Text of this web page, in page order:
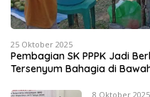
25 Oktober 2025
Pembagian SK PPPK Jadi
Tersenyum Bahagia di
8 Oktober 2025